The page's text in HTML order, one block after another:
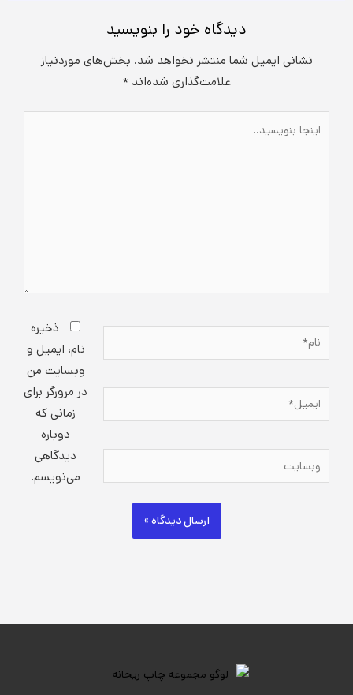
دیدگاه‌ خود را بنویسید
نشانی ایمیل شما منتشر نخواهد شد. بخش‌های موردنیاز
علامت‌گذاری شده‌اند*
بنویسید..
نام*
ایمیل*
وبسایت
ذخیره
نام، ایمیل و
وبسایت من
در مرورگر برای
زمانی که
دوباره
دیدگاهی
می‌نویسم.